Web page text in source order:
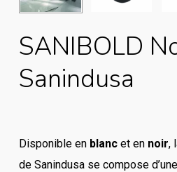
SANIBOLD
Sanindusa
Disponible en blancet en noir,
de Sanindusa se compose d’une